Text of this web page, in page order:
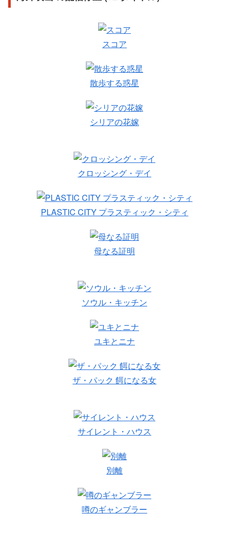
スコア
散歩する惑星
シリアの花嫁
クロッシング・デイ
PLASTIC CITY プラスティック・シティ
母なる証明
ソウル・キッチン
ユキとニナ
ザ・パック 餌になる女
サイレント・ハウス
別離
噂のギャンブラー